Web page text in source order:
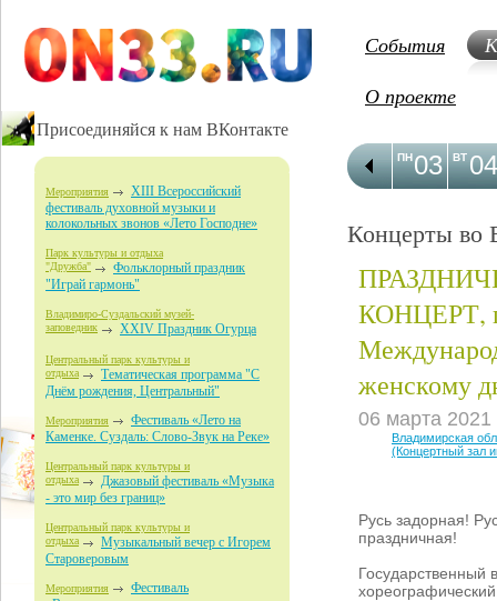
Присоединяйся к нам ВКонтакте
Мероприятия
XIII Всероссийский
фестиваль духовной музыки и
колокольных звонов «Лето Господне»
Парк культуры и отдыха
"Дружба"
Фольклорный праздник
"Играй гармонь"
Владимиро-Суздальский музей-
заповедник XXIV Праздник Огурца
Центральный парк культуры и
отдыха
Тематическая программа "С
Днём рождения, Центральный"
Мероприятия
Фестиваль «Лето на
Каменке. Суздаль: Слово-Звук на Реке»
Центральный парк культуры и
отдыха
Джазовый фестиваль «Музыка
- это мир без границ»
Центральный парк культуры и
отдыха
Музыкальный вечер с Игорем
Староверовым
Мероприятия
Фестиваль
События
О проекте
03
ПН 04
ВТ
Концерты во
КОНЦЕРТ,
женскому
06 марта 2021
Владимирская
(Концертный зал
Русь задорная!
праздничная!
Государственный